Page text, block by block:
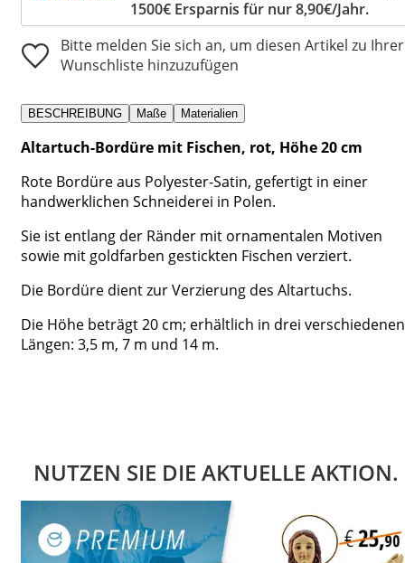
1500€ Ersparnis für nur 8,90€/Jahr.
Bitte melden Sie sich an, um diesen Artikel zu Ihrer
Wunschliste hinzuzufügen
BESCHREIBUNG Maße Materialien
Altartuch-Bordüre mit Fischen, rot, Höhe 20 cm
Rote Bordüre aus Polyester-Satin, gefertigt in einer
handwerklichen Schneiderei in Polen.
Sie ist entlang der Ränder mit ornamentalen Motiven
sowie mit goldfarben gestickten Fischen verziert.
Die Bordüre dient zur Verzierung des Altartuchs.
Die Höhe beträgt 20 cm; erhältlich in drei verschiedenen
Längen: 3,5 m, 7 m und 14 m.
NUTZEN SIE DIE AKTUELLE AKTION.